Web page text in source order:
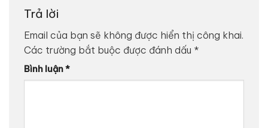
Trả lời
Email của bạn sẽ không được hiển thị công khai.
Các trường bắt buộc được đánh dấu *
Bình luận*